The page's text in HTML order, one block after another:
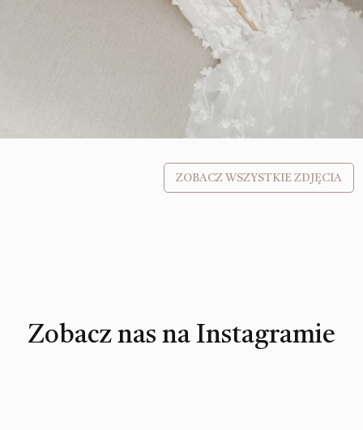
ZOBACZ WSZYSTKIE ZDJĘCIA
Zobacz nas na Instagramie